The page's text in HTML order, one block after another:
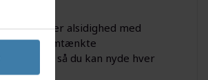
alsidighed med
gennemtænkte
levetid, så du kan nyde hver